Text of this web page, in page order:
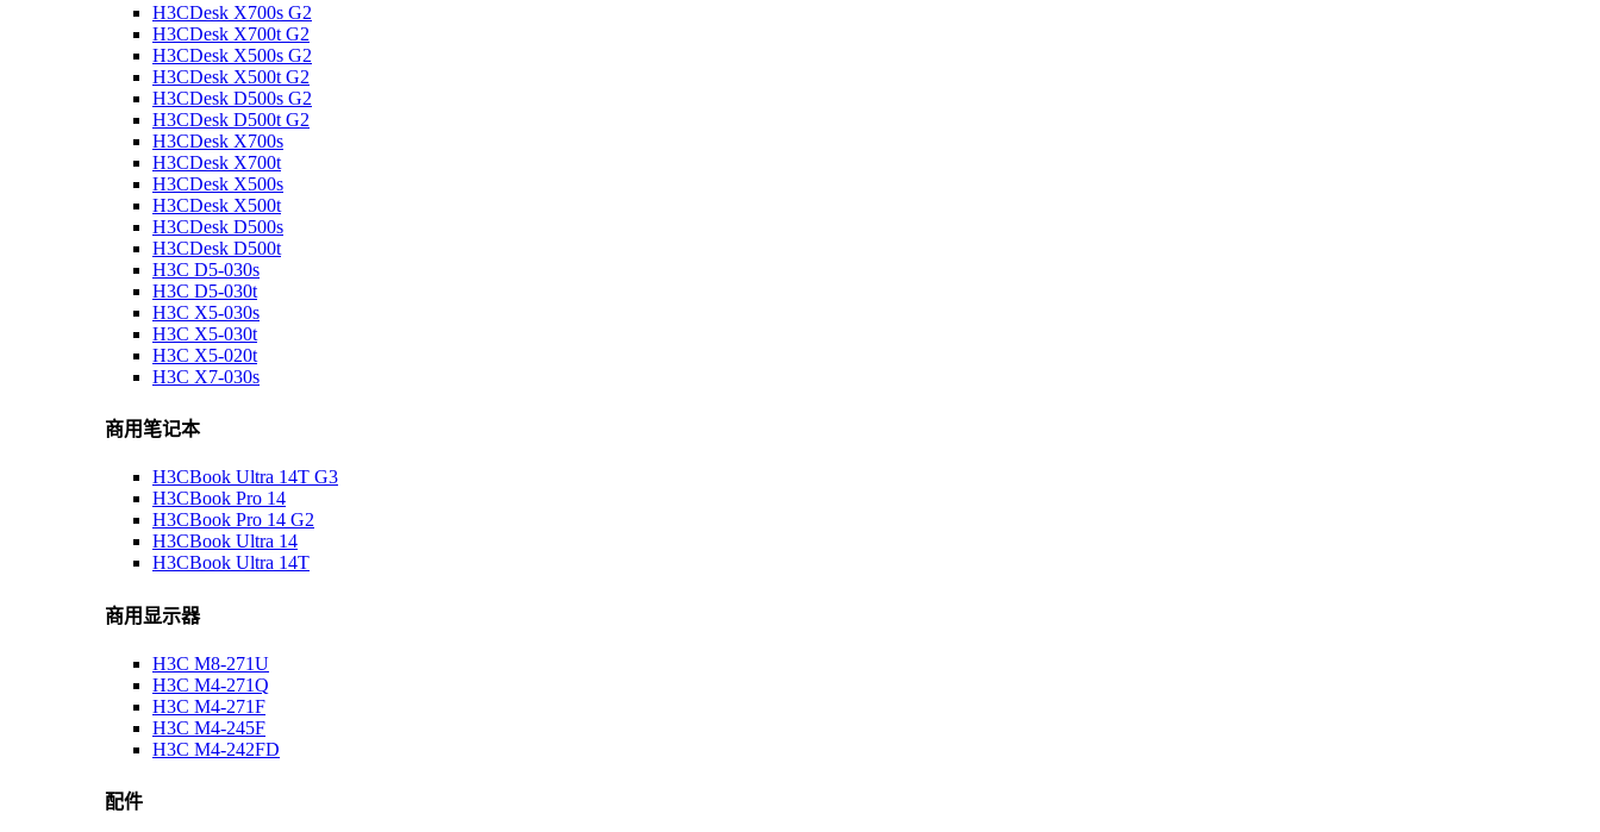
H3CDesk X700s G2
H3CDesk X700t G2
H3CDesk X500s G2
H3CDesk X500t G2
H3CDesk D500s G2
H3CDesk D500t G2
H3CDesk X700s
H3CDesk X700t
H3CDesk X500s
H3CDesk X500t
H3CDesk D500s
H3CDesk D500t
H3C D5-030s
H3C D5-030t
H3C X5-030s
H3C X5-030t
H3C X5-020t
H3C X7-030s
商用笔记本
H3CBook Ultra 14T G3
H3CBook Pro 14
H3CBook Pro 14 G2
H3CBook Ultra 14
H3CBook Ultra 14T
商用显示器
H3C M8-271U
H3C M4-271Q
H3C M4-271F
H3C M4-245F
H3C M4-242FD
配件